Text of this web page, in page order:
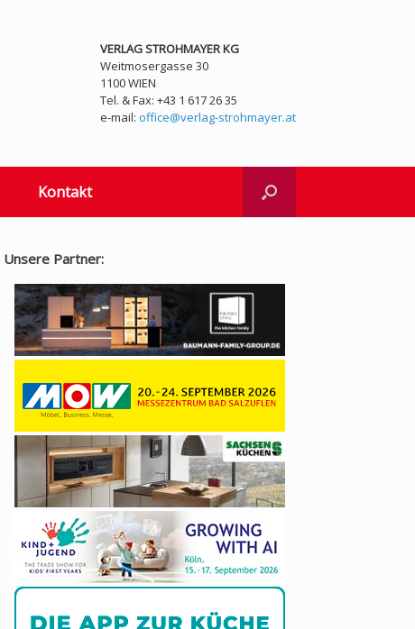
VERLAG STROHMAYER KG
Weitmosergasse 30
1100 WIEN
Tel. & Fax: +43 1 617 26 35
e-mail: office@verlag-strohmayer.at
Kontakt
Unsere Partner: